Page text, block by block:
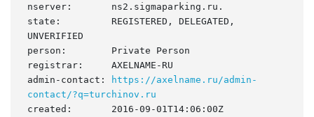
nserver:       ns2.sigmaparking.ru.
state:         REGISTERED, DELEGATED,
UNVERIFIED
person:        Private Person
registrar:     AXELNAME-RU
admin-contact:
https://axelname.ru/admin-
contact/?q=turchinov.ru
created:       2016-09-01T14:06:00Z